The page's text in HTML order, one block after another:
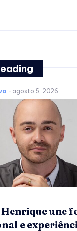
- agosto 5, 2026
une
e